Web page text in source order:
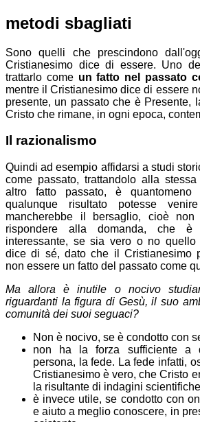
metodi sbagliati
Sono quelli che prescindono
Cristianesimo dice di essere. Uno
trattarlo come un fatto nel passato
mentre il Cristianesimo dice di essere
presente, un passato che è Presente,
Cristo che rimane, in ogni epoca,
Il razionalismo
Quindi ad esempio affidarsi a studi
come passato, trattandolo alla
altro fatto passato, è quantomeno
qualunque risultato potesse
mancherebbe il bersaglio, cioè
rispondere alla domanda, che
interessante, se sia vero o no
dice di sé, dato che il Cristianesimo
non essere un fatto del passato come
Ma allora è inutile o nocivo
riguardanti la figura di Gesù, il suo
comunità dei suoi seguaci?
Non è nocivo, se è condotto con
non ha la forza sufficiente a
persona, la fede. La fede infatti,
Cristianesimo è vero, che Cristo
la risultante di indagini
è invece utile, se condotto con
e aiuto a meglio conoscere, in